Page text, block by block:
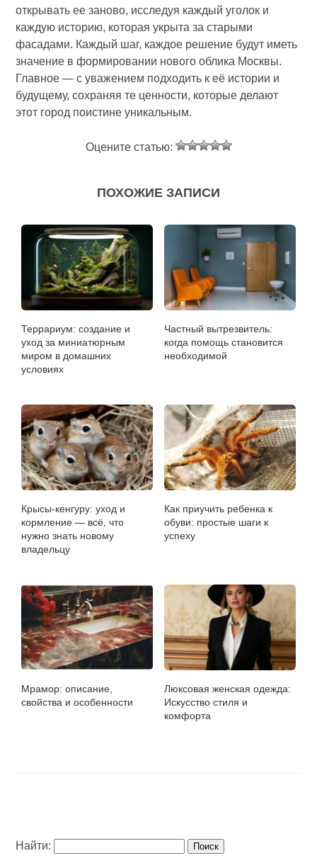
открывать ее заново, исследуя каждый уголок и
каждую историю, которая укрыта за старыми
фасадами. Каждый шаг, каждое решение будут иметь
значение в формировании нового облика Москвы.
Главное — с уважением подходить к её истории и
будущему, сохраняя те ценности, которые делают
этот город поистине уникальным.
Оцените статью:
ПОХОЖИЕ ЗАПИСИ
Террариум: создание и
уход за миниатюрным
миром в домашних
условиях
Частный вытрезвитель:
когда помощь становится
необходимой
Крысы-кенгуру: уход и
кормление — всё, что
нужно знать новому
владельцу
Как приучить ребенка к
обуви: простые шаги к
успеху
Мрамор: описание,
свойства и особенности
Люксовая женская одежда:
Искусство стиля и
комфорта
Найти: